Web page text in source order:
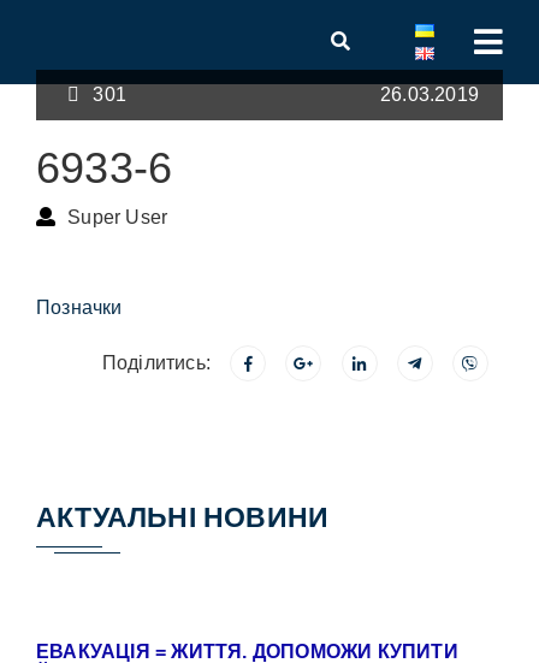
301 26.03.2019
6933-6
Super User
Позначки
Поділитись:
АКТУАЛЬНІ НОВИНИ
ЕВАКУАЦІЯ = ЖИТТЯ. ДОПОМОЖИ КУПИТИ